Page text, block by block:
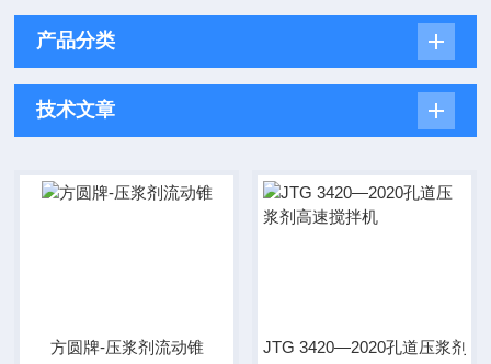
产品分类
技术文章
方圆牌-压浆剂流动锥 JTG 3420—2020孔道压浆剂高